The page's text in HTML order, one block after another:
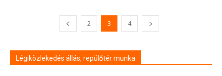
2 3 4
Légiközlekedés állás, repülőtér munka